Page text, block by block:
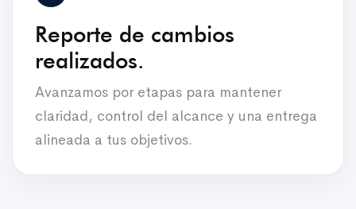
Reporte de cambios
realizados.
Avanzamos por etapas para mantener
claridad, control del alcance y una entrega
alineada a tus objetivos.